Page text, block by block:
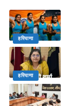
हरियाणा
हरियाणा